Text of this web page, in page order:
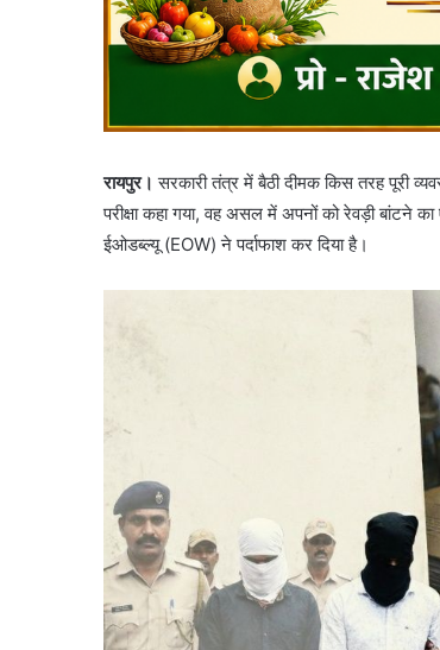
रायपुर। सरकारी तंत्र में बैठी दीमक किस तरह पूरी
परीक्षा कहा गया, वह असल में अपनों को रेवड़ी बांटने
ईओडब्ल्यू (EOW) ने पर्दाफाश कर दिया है।